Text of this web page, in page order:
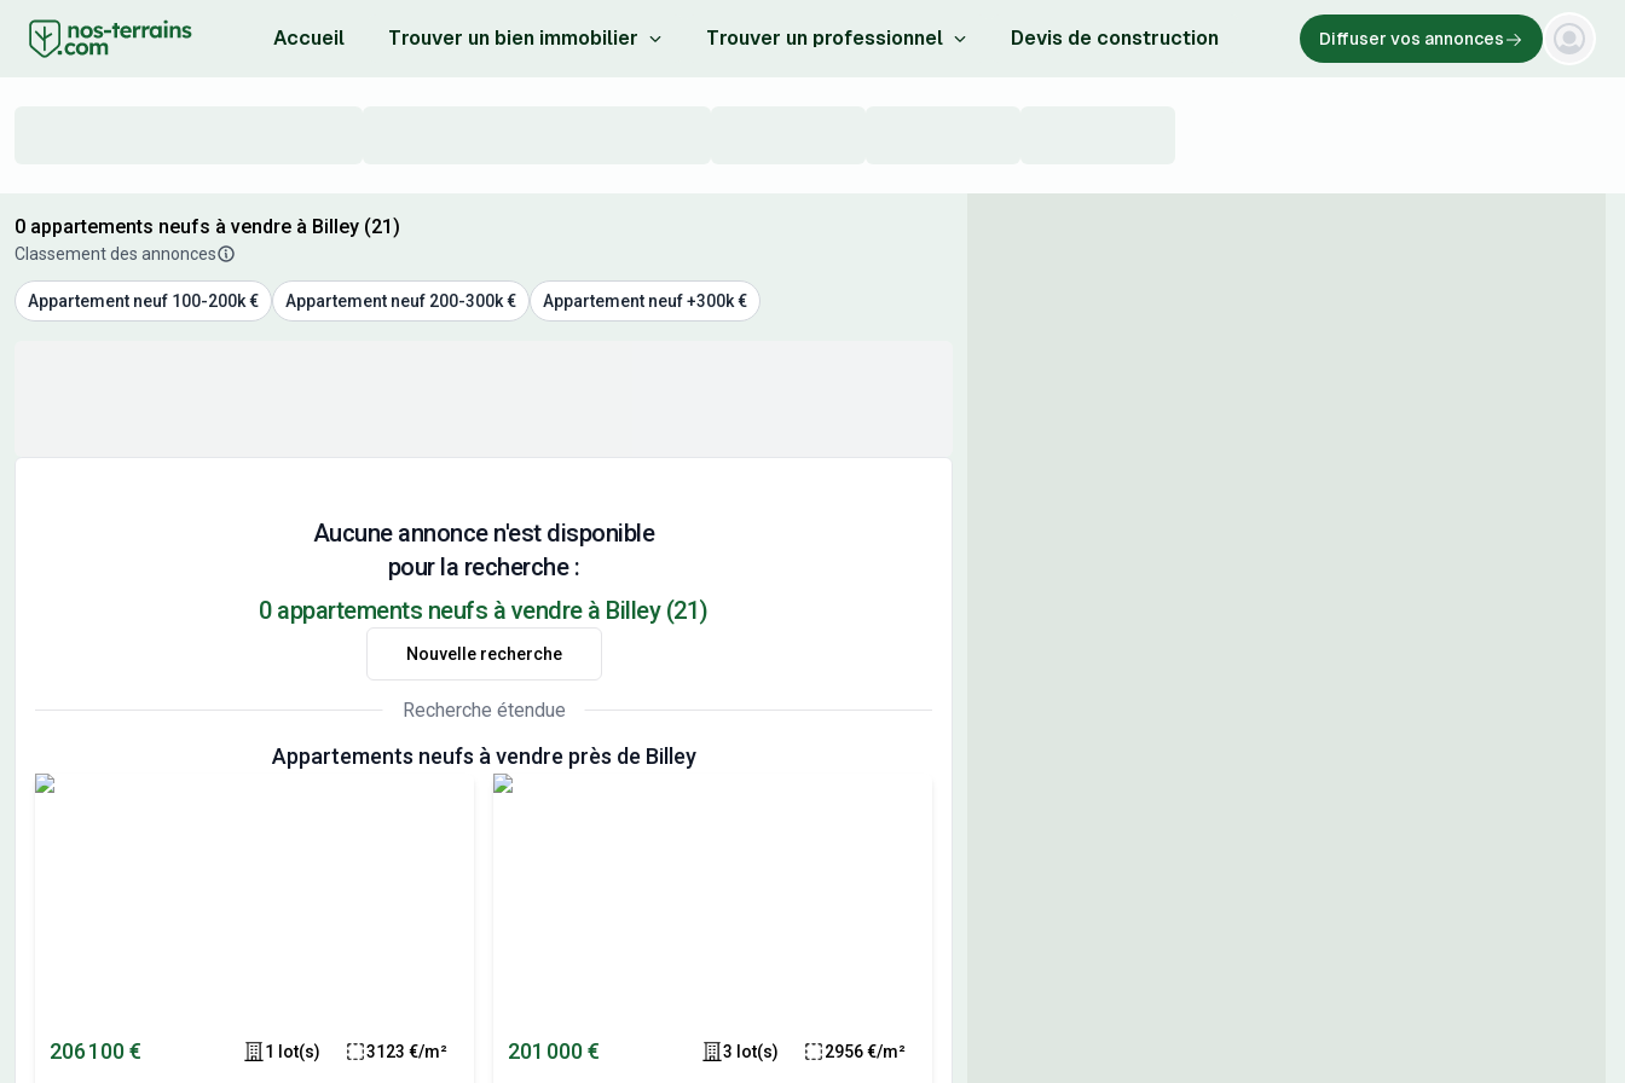
Accueil Trouver un bien immobilier Trouver un professionnel Devis de construction Diffuser vos annonces
0 appartements neufs à vendre à Billey (21)
Classement des annonces
Appartement neuf 100-200k € Appartement neuf 200-300k € Appartement neuf +300k €
Aucune annonce n'est disponible
pour la recherche :
0 appartements neufs à vendre à Billey (21)
Nouvelle recherche
Recherche étendue
Appartements neufs à vendre près de Billey
206 100 € 1 lot(s) 3123 €/m² 201 000 € 3 lot(s) 2956 €/m²